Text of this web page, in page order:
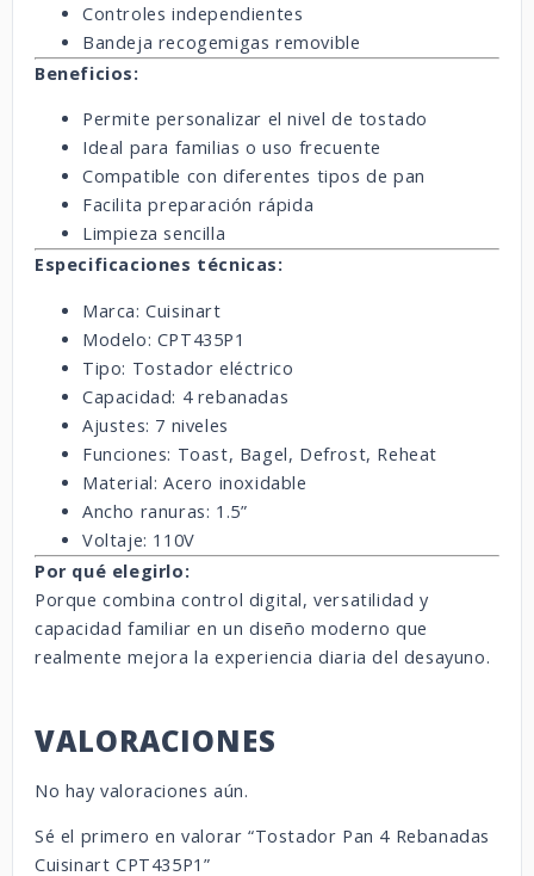
Controles independientes
Bandeja recogemigas removible
Beneficios:
Permite personalizar el nivel de tostado
Ideal para familias o uso frecuente
Compatible con diferentes tipos de pan
Facilita preparación rápida
Limpieza sencilla
Especificaciones técnicas:
Marca: Cuisinart
Modelo: CPT435P1
Tipo: Tostador eléctrico
Capacidad: 4 rebanadas
Ajustes: 7 niveles
Funciones: Toast, Bagel, Defrost, Reheat
Material: Acero inoxidable
Ancho ranuras: 1.5”
Voltaje: 110V
Por qué elegirlo:
Porque combina control digital, versatilidad y
capacidad familiar en un diseño moderno que
realmente mejora la experiencia diaria del desayuno.
VALORACIONES
No hay valoraciones aún.
Sé el primero en valorar “Tostador Pan 4 Rebanadas
Cuisinart CPT435P1”